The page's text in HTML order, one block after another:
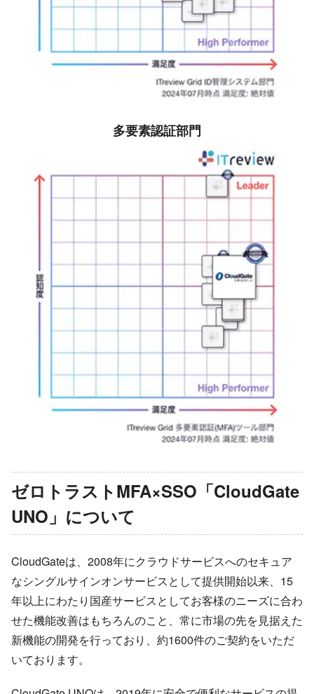
多要素認証部門
ゼロトラストMFA×SSO「CloudGate
UNO」について
CloudGateは、2008年にクラウドサービスへのセキュア
なシングルサインオンサービスとして提供開始以来、15
年以上にわたり国産サービスとしてお客様のニーズに合わ
せた機能改善はもちろんのこと、常に市場の先を見据えた
新機能の開発を行っており、約1600件のご契約をいただ
いております。